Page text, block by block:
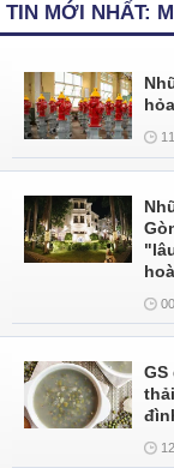
TIN MỚI NHẤT: